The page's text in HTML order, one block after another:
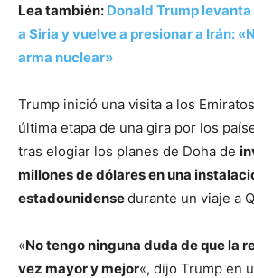
Lea también: Donald Trump
a Siria y vuelve a presionar a Irán:
arma nuclear»
Trump inició una visita a los
última etapa de una gira por los
tras elogiar los planes de Doha de
millones de dólares en una
estadounidensedurante un viaje a
«No tengo ninguna duda de que la
vez mayor y mejor«, dijo Trump en